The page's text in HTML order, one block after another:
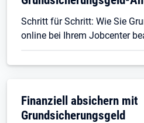
Schritt für Schritt: Wie Sie
online bei Ihrem Jobcenter
Finanziell absichern mit
Grundsicherungsgeld